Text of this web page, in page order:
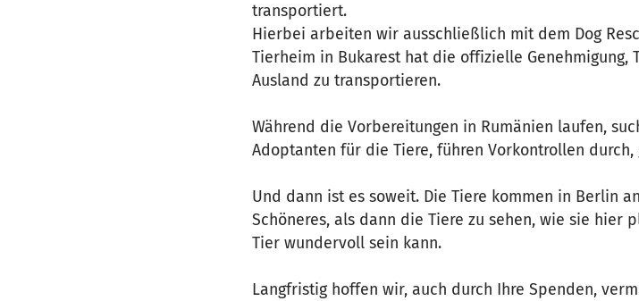
transportiert.
Hierbei arbeiten wir ausschließlich mit dem Dog
Tierheim in Bukarest hat die offizielle Genehmigung,
Ausland zu transportieren.
Während die Vorbereitungen in Rumänien laufen,
Adoptanten für die Tiere, führen Vorkontrollen
Und dann ist es soweit. Die Tiere kommen in Berlin
Schöneres, als dann die Tiere zu sehen, wie sie hier
Tier wundervoll sein kann.
Langfristig hoffen wir, auch durch Ihre Spenden,